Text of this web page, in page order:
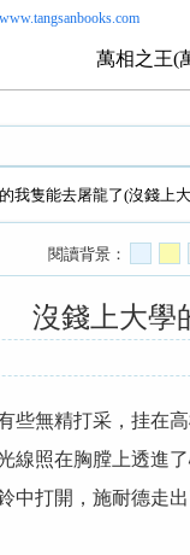
萬相之王(
我隻能去屠龍了(沒錢上
閱讀背景：
沒錢上大學
些無精打采，挂在
線照在胸膛上透進
中打開，施耐德走